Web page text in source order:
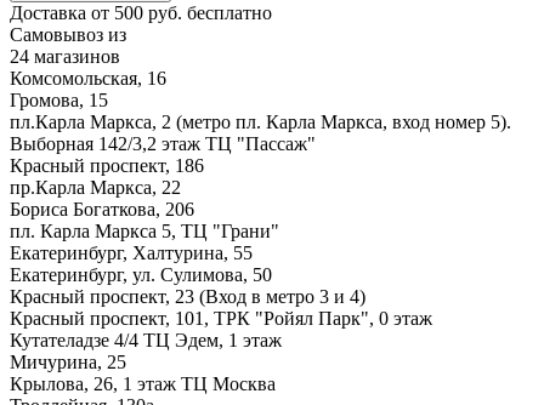
Доставка от 500 руб. бесплатно
Самовывоз из
24 магазинов
Комсомольская, 16
Громова, 15
пл.Карла Маркса, 2 (метро пл. Карла Маркса, вход номер 5).
Выборная 142/3,2 этаж ТЦ "Пассаж"
Красный проспект, 186
пр.Карла Маркса, 22
Бориса Богаткова, 206
пл. Карла Маркса 5, ТЦ "Грани"
Екатеринбург, Халтурина, 55
Екатеринбург, ул. Сулимова, 50
Красный проспект, 23 (Вход в метро 3 и 4)
Красный проспект, 101, ТРК "Ройял Парк", 0 этаж
Кутателадзе 4/4 ТЦ Эдем, 1 этаж
Мичурина, 25
Крылова, 26, 1 этаж ТЦ Москва